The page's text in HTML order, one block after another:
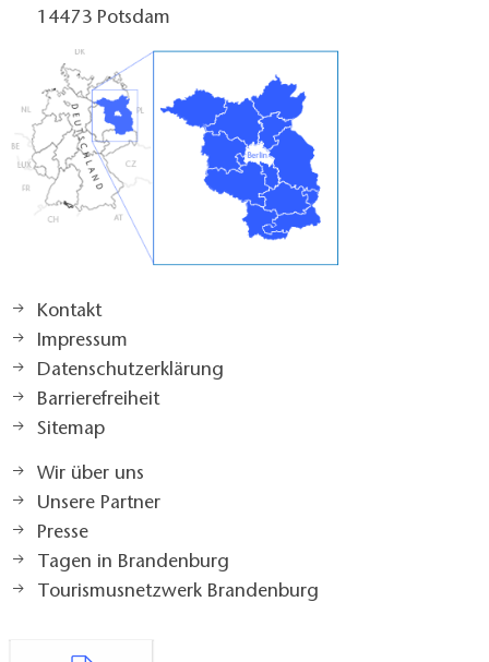
14473 Potsdam
Kontakt
Impressum
Datenschutzerklärung
Barrierefreiheit
Sitemap
Wir über uns
Unsere Partner
Presse
Tagen in Brandenburg
Tourismusnetzwerk Brandenburg